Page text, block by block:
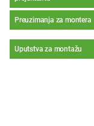
Preuzimanja za montera
Uputstva za montažu